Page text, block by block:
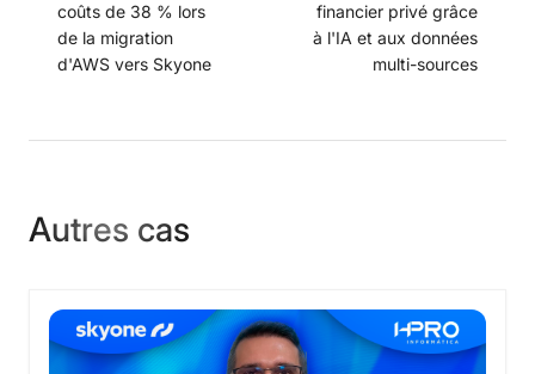
coûts de 38 % lors
de la migration
d'AWS vers Skyone
financier privé grâce
à l'IA et aux données
multi-sources
Autres cas